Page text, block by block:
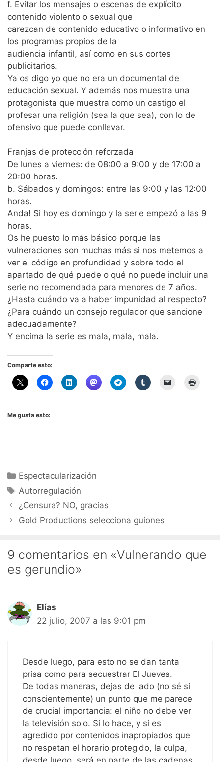
f. Evitar los mensajes o escenas de explícito
contenido violento o sexual que
carezcan de contenido educativo o informativo en
los programas propios de la
audiencia infantil, así como en sus cortes
publicitarios.
Ya os digo yo que no era un documental de
educación sexual. Y además nos muestra una
protagonista que muestra como un castigo el
profesar una religión (sea la que sea), con lo de
ofensivo que puede conllevar.
Franjas de protección reforzada
De lunes a viernes: de 08:00 a 9:00 y de 17:00 a
20:00 horas.
b. Sábados y domingos: entre las 9:00 y las 12:00
horas.
Anda! Si hoy es domingo y la serie empezó a las 9
horas.
Os he puesto lo más básico porque las
vulneraciones son muchas más si nos metemos a
ver el código en profundidad y sobre todo el
apartado de qué puede o qué no puede incluir una
serie no recomendada para menores de 7 años.
¿Hasta cuándo va a haber impunidad al respecto?
¿Para cuándo un consejo regulador que sancione
adecuadamente?
Y encima la serie es mala, mala, mala.
Comparte esto:
Me gusta esto:
Categorías
Espectacularización
Etiquetas
Autorregulación
¿Censura? NO, gracias
Gold Productions selecciona guiones
9 comentarios en «Vulnerando que
es gerundio»
Elías
22 julio, 2007 a las 9:01 pm
Desde luego, para esto no se dan tanta
prisa como para secuestrar El Jueves.
De todas maneras, dejas de lado (no sé si
conscientemente) un punto que me parece
de crucial importancia: el niño no debe ver
la televisión solo. Si lo hace, y si es
agredido por contenidos inapropiados que
no respetan el horario protegido, la culpa,